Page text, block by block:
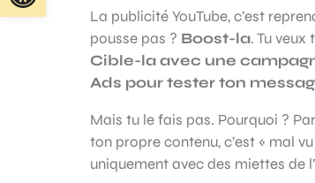
La publicité YouTube, c’est
pousse pas ? Boost-la. Tu
Cible-la avec une
Ads pour tester ton
Mais tu le fais pas. Pourquoi ?
ton propre contenu, c’est « mal
uniquement avec des miettes de